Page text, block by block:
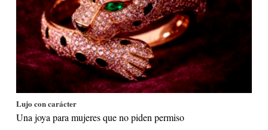
Lujo con carácter
Una joya para mujeres que no piden permiso